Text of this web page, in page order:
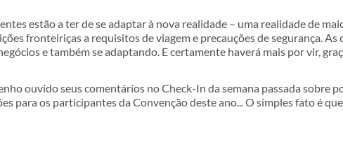
estão a ter de se adaptar à nova realidade – uma realidade de
fronteiriças a requisitos de viagem e precauções de segurança. As
e também se adaptando. E certamente haverá mais por vir,
ouvido seus comentários no Check-In da semana passada sobre
para os participantes da Convenção deste ano... O simples fato é